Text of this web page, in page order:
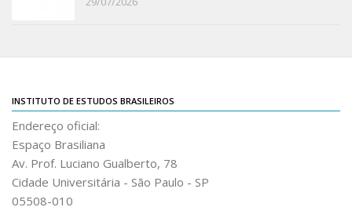
History
IEB Archive
IEB Library
IEB Visual Arts Collection
Journal [RIEB]
INSTITUTO DE ESTUDOS BRASILEIROS
Endereço oficial:
Espaço Brasiliana
Av. Prof. Luciano Gualberto, 78
Cidade Universitária - São Paulo - SP
05508-010